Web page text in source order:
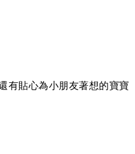
有貼心為小朋友著想的寶寶